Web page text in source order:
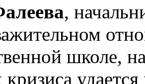
,
школе,
кризиса